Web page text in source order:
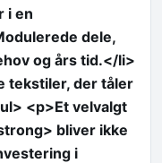
i en
dele,
og års tid.</li>
tekstiler, der tåler
<p>Et velvalgt
bliver ikke
i